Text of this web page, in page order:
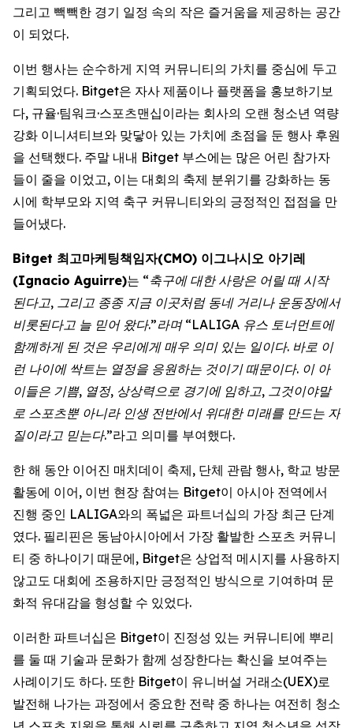
그리고 빽빽한 경기 일정 속의 작은 즐거움을 제공하는 공간
이 되었다.
이번 행사는 순수하게 지역 커뮤니티의 가치를 중심에 두고
기획되었다. Bitget은 자사 제품이나 플랫폼을 홍보하기보
다, 규율·팀워크·스포츠맨십이라는 회사의 오랜 청소년 역량
강화 이니셔티브와 맞닿아 있는 가치에 초점을 둔 행사 후원
을 선택했다. 주말 내내 Bitget 부스에는 많은 어린 참가자
들이 줄을 이었고, 이는 대회의 축제 분위기를 강화하는 동
시에 학부모와 지역 축구 커뮤니티와의 긍정적인 접점을 만
들어냈다.
Bitget 최고마케팅책임자(CMO) 이그나시오 아기레
(Ignacio Aguirre)는 “축구에 대한 사랑은 어릴 때 시작
된다고, 그리고 종종 지금 이곳처럼 동네 거리나 운동장에서
비롯된다고 늘 믿어 왔다.”라며 “LALIGA 유스 토너먼트에
함께하게 된 것은 우리에게 매우 의미 있는 일이다. 바로 이
런 나이에 싹트는 열정을 응원하는 것이기 때문이다. 이 아
이들은 기쁨, 열정, 상상력으로 경기에 임하고, 그것이야말
로 스포츠뿐 아니라 인생 전반에서 위대한 미래를 만드는 자
질이라고 믿는다.”라고 의미를 부여했다.
한 해 동안 이어진 매치데이 축제, 단체 관람 행사, 학교 방문
활동에 이어, 이번 현장 참여는 Bitget이 아시아 전역에서
진행 중인 LALIGA와의 폭넓은 파트너십의 가장 최근 단계
였다. 필리핀은 동남아시아에서 가장 활발한 스포츠 커뮤니
티 중 하나이기 때문에, Bitget은 상업적 메시지를 사용하지
않고도 대회에 조용하지만 긍정적인 방식으로 기여하며 문
화적 유대감을 형성할 수 있었다.
이러한 파트너십은 Bitget이 진정성 있는 커뮤니티에 뿌리
를 둘 때 기술과 문화가 함께 성장한다는 확신을 보여주는
사례이기도 하다. 또한 Bitget이 유니버설 거래소(UEX)로
발전해 나가는 과정에서 중요한 전략 중 하나는 여전히 청소